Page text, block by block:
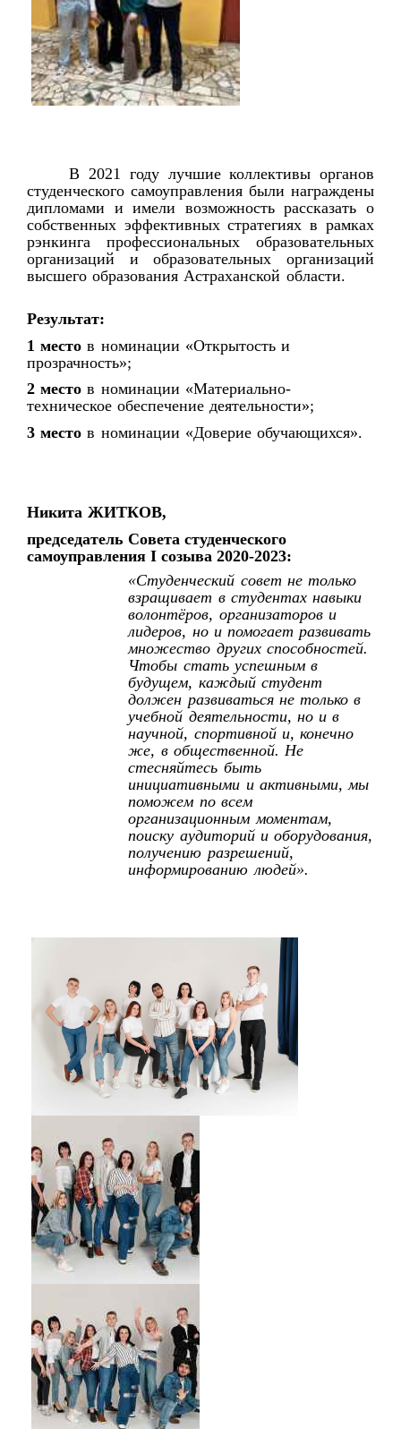
В 2021 году лучшие коллективы органов
студенческого самоуправления были награждены
дипломами и имели возможность рассказать о
собственных эффективных стратегиях в рамках
рэнкинга профессиональных образовательных
организаций и образовательных организаций
высшего образования Астраханской области.
Результат:
1 место в номинации «Открытость и
прозрачность»;
2 место в номинации «Материально-
техническое обеспечение деятельности»;
3 место в номинации «Доверие обучающихся».
Никита ЖИТКОВ,
председатель Совета студенческого
самоуправления I созыва 2020-2023:
«Студенческий совет не только
взращивает в студентах навыки
волонтёров, организаторов и
лидеров, но и помогает развивать
множество других способностей.
Чтобы стать успешным в
будущем, каждый студент
должен развиваться не только в
учебной деятельности, но и в
научной, спортивной и, конечно
же, в общественной. Не
стесняйтесь быть
инициативными и активными, мы
поможем по всем
организационным моментам,
поиску аудиторий и оборудования,
получению разрешений,
информированию людей».